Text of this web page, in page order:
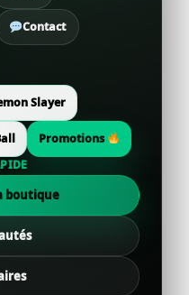
Contact
Slayer
Promotions
boutique